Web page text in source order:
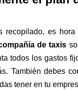
recopilado, es
de taxis
todos los gastos
También debes
tener en tu